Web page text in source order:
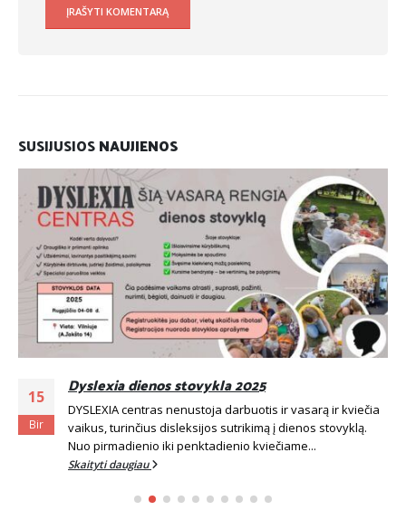
SUSIJUSIOSNAUJIENOS
15
Bir
Dyslexia dienos stovykla 2025
DYSLEXIA centras nenustoja darbuotis ir vasarą ir kviečia
vaikus, turinčius disleksijos sutrikimą į dienos stovyklą.
Nuo pirmadienio iki penktadienio kviečiame...
Skaityti daugiau